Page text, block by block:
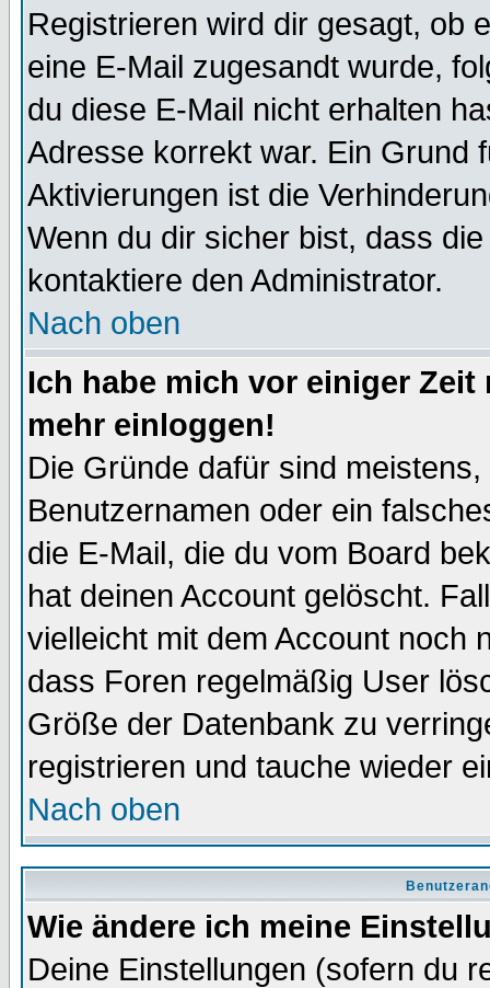
Registrieren wird dir gesagt, ob
eine E-Mail zugesandt wurde,
du diese E-Mail nicht erhalten
Adresse korrekt war. Ein Grund
Aktivierungen ist die
Wenn du dir sicher bist, dass
kontaktiere den Administrator.
Nach oben
Ich habe mich vor einiger
mehr einloggen!
Die Gründe dafür sind
Benutzernamen oder ein
die E-Mail, die du vom Board
hat deinen Account gelöscht.
vielleicht mit dem Account noch
dass Foren regelmäßig User
Größe der Datenbank zu
registrieren und tauche wieder
Nach oben
Wie ändere ich meine
Deine Einstellungen (sofern du